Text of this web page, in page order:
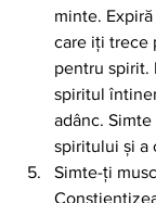
minte.
care iți trece
pentru spirit.
spiritul
adânc.
spiritului și a
Simte-ți